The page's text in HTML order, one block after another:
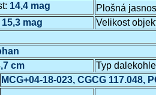
14,4 mag Plošná
15,3 mag Velikost
cm Typ
MCG+04-18-023, CGCG 117.048,